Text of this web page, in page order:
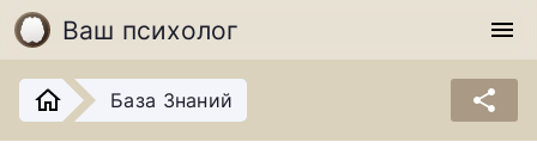
Ваш психолог menu
База Знаний share